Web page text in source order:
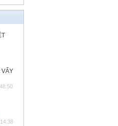
VẨY